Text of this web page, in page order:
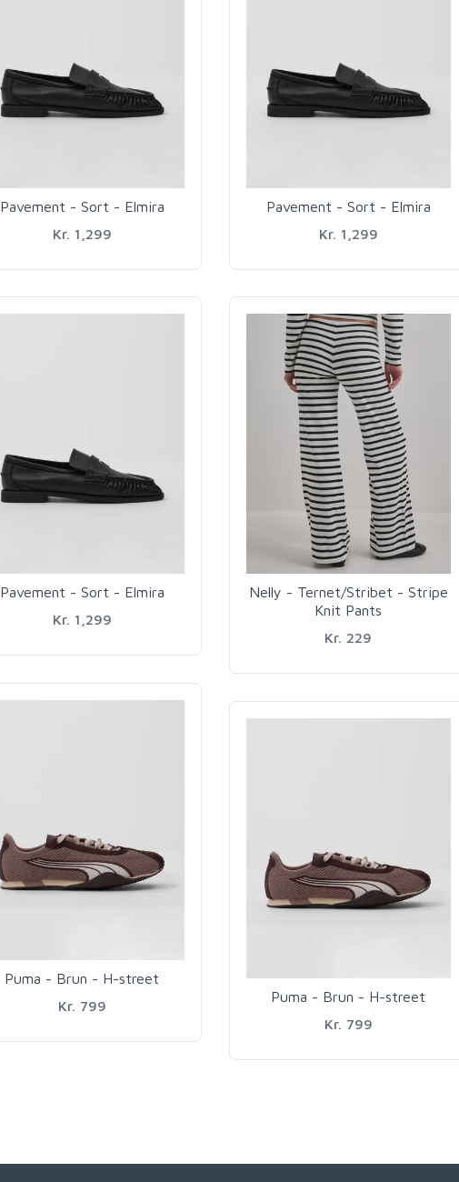
Pavement - Sort - Elmira
Kr. 1,299
Pavement - Sort - Elmira
Kr. 1,299
Pavement - Sort - Elmira
Kr. 1,299
Nelly - Ternet/Stribet - Stripe
Knit Pants
Kr. 229
Puma - Brun - H-street
Kr. 799
Puma - Brun - H-street
Kr. 799